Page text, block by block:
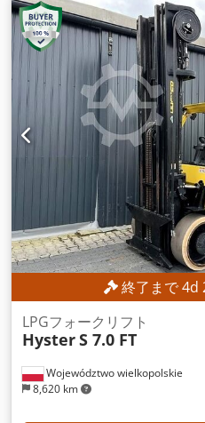
設高:3,600 mm,
終了まで4d
Województwo wielkopolskie
8,620 km
LPGフォークリフト
HysterS 7.0 FT